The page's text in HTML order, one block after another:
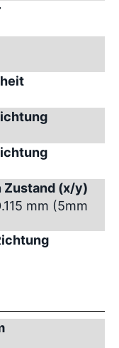
Zustand (x/y)
mm (5mm